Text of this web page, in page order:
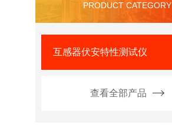
PRODUCT CATEGORY
互感器伏安特性测试仪
查看全部产品